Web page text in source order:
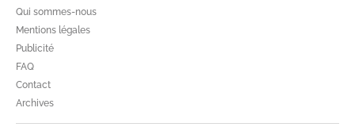
Qui sommes-nous
Mentions légales
Publicité
FAQ
Contact
Archives